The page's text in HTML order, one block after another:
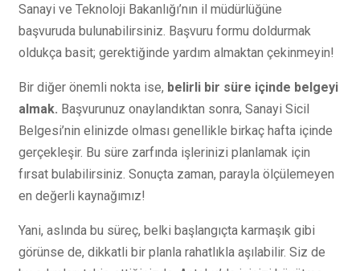
Sanayi ve Teknoloji Bakanlığı’nın il müdürlüğüne
başvuruda bulunabilirsiniz. Başvuru formu doldurmak
oldukça basit; gerektiğinde yardım almaktan çekinmeyin!
Bir diğer önemli nokta ise, belirli bir süre içinde belgeyi
almak. Başvurunuz onaylandıktan sonra, Sanayi Sicil
Belgesi’nin elinizde olması genellikle birkaç hafta içinde
gerçekleşir. Bu süre zarfında işlerinizi planlamak için
fırsat bulabilirsiniz. Sonuçta zaman, parayla ölçülemeyen
en değerli kaynağımız!
Yani, aslında bu süreç, belki başlangıçta karmaşık gibi
görünse de, dikkatli bir planla rahatlıkla aşılabilir. Siz de